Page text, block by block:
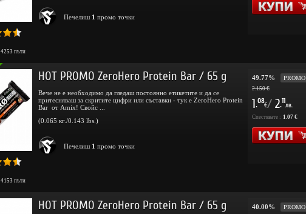
4253 пъти
Печелиш 1 промо точки
4153 пъти
HOT PROMO ZeroHero Protein Bar / 65 g
Вече не е необходимо да гледаш постоянно етикетите и да се
притесняваш за скритите цифри или съставки - тук е ZeroHero Protein
Bar от Amix! Свойс ...
(0.065 кг./0.143 lbs.)
Печелиш 1 промо точки
49.77% PROMO
2.150 €
1.08
€/ 2.11
лв.
Спестявате : 1.07 €
HOT PROMO ZeroHero Protein Bar / 65 g 40.00% PROMO